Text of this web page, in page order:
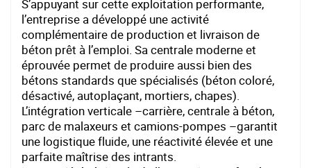
S’appuyant sur cette exploitation performante,
l’entreprise a développé une activité
complémentaire de production et livraison de
béton prêt à l’emploi. Sa centrale moderne et
éprouvée permet de produire aussi bien des
bétons standards que spécialisés (béton coloré,
désactivé, autoplaçant, mortiers, chapes).
L’intégration verticale –carrière, centrale à béton,
parc de malaxeurs et camions-pompes –garantit
une logistique fluide, une réactivité élevée et une
parfaite maîtrise des intrants.